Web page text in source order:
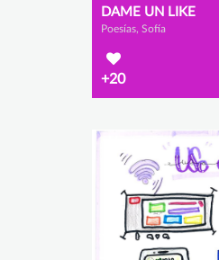
DAME UN LIKE
Poesías, Sofía
+20